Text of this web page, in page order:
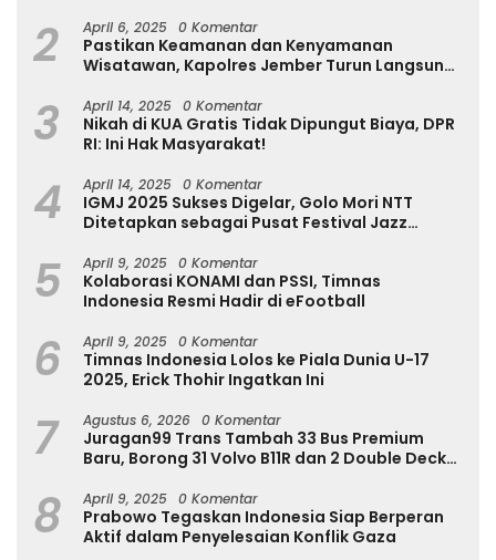
2 April 6, 2025 0 Komentar
Pastikan Keamanan dan Kenyamanan
Wisatawan, Kapolres Jember Turun Langsung
3 April 14, 2025 0 Komentar
Nikah di KUA Gratis Tidak Dipungut Biaya, DPR
RI: Ini Hak Masyarakat!
4 April 14, 2025 0 Komentar
IGMJ 2025 Sukses Digelar, Golo Mori NTT
Ditetapkan sebagai Pusat Festival Jazz
5 April 9, 2025 0 Komentar
Kolaborasi KONAMI dan PSSI, Timnas
Indonesia Resmi Hadir di eFootball
6 April 9, 2025 0 Komentar
Timnas Indonesia Lolos ke Piala Dunia U-17
2025, Erick Thohir Ingatkan Ini
7 Agustus 6, 2026 0 Komentar
Juragan99 Trans Tambah 33 Bus Premium
Baru, Borong 31 Volvo B11R dan 2 Double Decker
8 April 9, 2025 0 Komentar
Prabowo Tegaskan Indonesia Siap Berperan
Aktif dalam Penyelesaian Konflik Gaza